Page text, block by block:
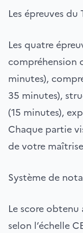
Les épreuves du
Les quatre
compréhension
minutes),
35 minutes),
(15 minutes),
Chaque partie
de votre
Système de
Le score
selon l’échelle